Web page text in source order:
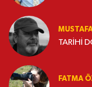
TARİHİ
FATMA